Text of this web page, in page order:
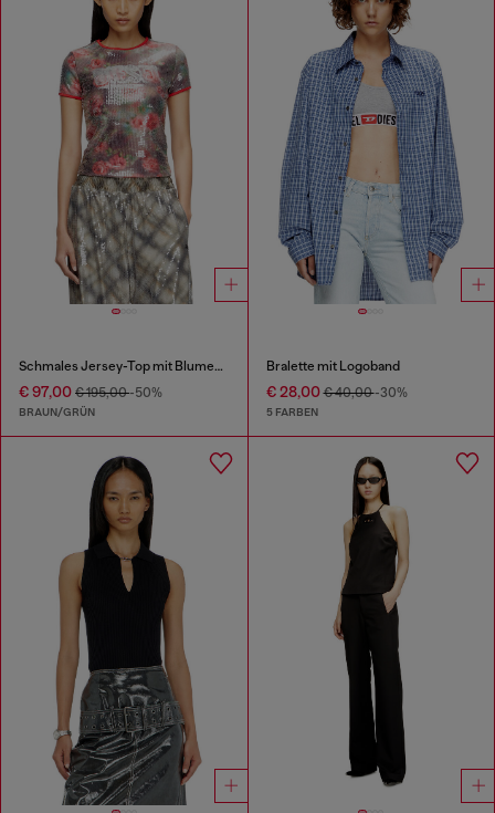
Schmales Jersey-Top mit Blumenmuster und Pailletten.
€ 97,00 € 195,00-50%
BRAUN/GRÜN
Bralette mit Logoband
€ 28,00€ 40,00-30%
5 FARBEN